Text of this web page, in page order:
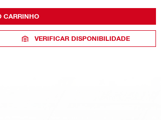
CARRINHO
VERIFICAR DISPONIBILIDADE